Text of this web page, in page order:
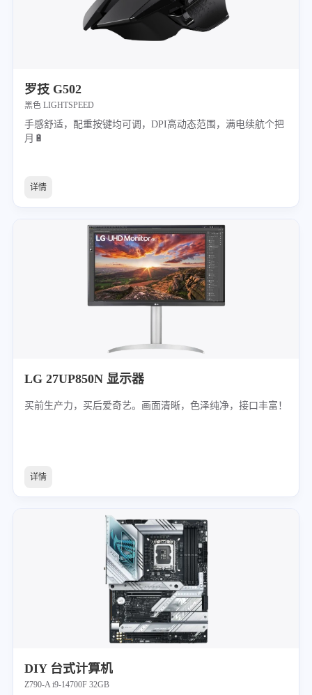
罗技 G502
黑色 LIGHTSPEED
手感舒适，配重按键均可调，DPI高动态范围，满电续航个把
月🔋
详情
LG 27UP850N 显示器
买前生产力，买后爱奇艺。画面清晰，色泽纯净，接口丰富！
详情
DIY 台式计算机
Z790-A i9-14700F 32GB